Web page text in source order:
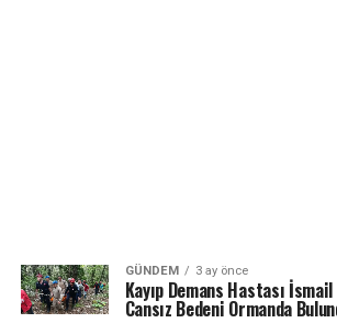
GÜNDEM 3 ay önce
Kayıp Demans Hastası İsmail
Cansız Bedeni Ormanda